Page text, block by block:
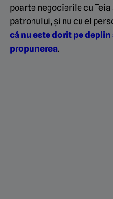
poarte negocierile cu
patronului, și nu cu el
că nu este dorit pe deplin
propunerea.